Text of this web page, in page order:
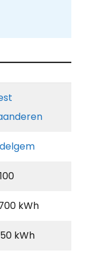
kWh
kWh